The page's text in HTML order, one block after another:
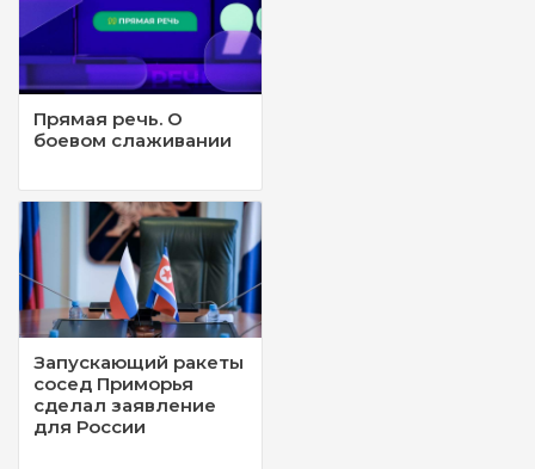
Прямая речь. О
боевом слаживании
Запускающий ракеты
сосед Приморья
сделал заявление
для России